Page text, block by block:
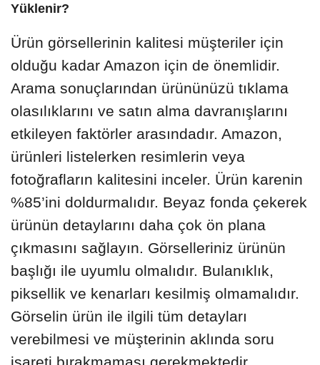
Yüklenir?
Ürün görsellerinin kalitesi müşteriler için
olduğu kadar Amazon için de önemlidir.
Arama sonuçlarından ürününüzü tıklama
olasılıklarını ve satın alma davranışlarını
etkileyen faktörler arasındadır. Amazon,
ürünleri listelerken resimlerin veya
fotoğrafların kalitesini inceler. Ürün karenin
%85’ini doldurmalıdır. Beyaz fonda çekerek
ürünün detaylarını daha çok ön plana
çıkmasını sağlayın. Görselleriniz ürünün
başlığı ile uyumlu olmalıdır. Bulanıklık,
piksellik ve kenarları kesilmiş olmamalıdır.
Görselin ürün ile ilgili tüm detayları
verebilmesi ve müşterinin aklında soru
işareti bırakmaması gerekmektedir.